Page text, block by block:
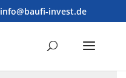
info@baufi-invest.de